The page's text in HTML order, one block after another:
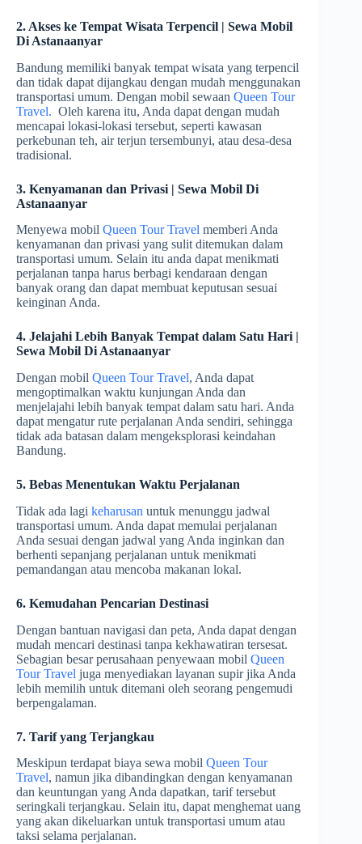
2. Akses ke Tempat Wisata Terpencil | Sewa Mobil
Di Astanaanyar
Bandung memiliki banyak tempat wisata yang terpencil
dan tidak dapat dijangkau dengan mudah menggunakan
transportasi umum. Dengan mobil sewaan Queen Tour
Travel. Oleh karena itu, Anda dapat dengan mudah
mencapai lokasi-lokasi tersebut, seperti kawasan
perkebunan teh, air terjun tersembunyi, atau desa-desa
tradisional.
3. Kenyamanan dan Privasi | Sewa Mobil Di
Astanaanyar
Menyewa mobil Queen Tour Travel memberi Anda
kenyamanan dan privasi yang sulit ditemukan dalam
transportasi umum. Selain itu anda dapat menikmati
perjalanan tanpa harus berbagi kendaraan dengan
banyak orang dan dapat membuat keputusan sesuai
keinginan Anda.
4. Jelajahi Lebih Banyak Tempat dalam Satu Hari |
Sewa Mobil Di Astanaanyar
Dengan mobil Queen Tour Travel, Anda dapat
mengoptimalkan waktu kunjungan Anda dan
menjelajahi lebih banyak tempat dalam satu hari. Anda
dapat mengatur rute perjalanan Anda sendiri, sehingga
tidak ada batasan dalam mengeksplorasi keindahan
Bandung.
5. Bebas Menentukan Waktu Perjalanan
Tidak ada lagi keharusan untuk menunggu jadwal
transportasi umum. Anda dapat memulai perjalanan
Anda sesuai dengan jadwal yang Anda inginkan dan
berhenti sepanjang perjalanan untuk menikmati
pemandangan atau mencoba makanan lokal.
6. Kemudahan Pencarian Destinasi
Dengan bantuan navigasi dan peta, Anda dapat dengan
mudah mencari destinasi tanpa kekhawatiran tersesat.
Sebagian besar perusahaan penyewaan mobil Queen
Tour Travel juga menyediakan layanan supir jika Anda
lebih memilih untuk ditemani oleh seorang pengemudi
berpengalaman.
7. Tarif yang Terjangkau
Meskipun terdapat biaya sewa mobil Queen Tour
Travel, namun jika dibandingkan dengan kenyamanan
dan keuntungan yang Anda dapatkan, tarif tersebut
seringkali terjangkau. Selain itu, dapat menghemat uang
yang akan dikeluarkan untuk transportasi umum atau
taksi selama perjalanan.